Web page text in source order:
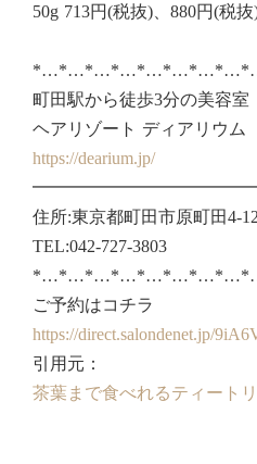
50g 713円(税抜)、880円(税抜
町田駅から徒歩3分の美容室
ヘアリゾート ディアリウム
https://dearium.jp/
住所:東京都町田市原町田4-
TEL:042-727-3803
ご予約はコチラ
https://direct.salondenet.jp/
引用元：
茶葉まで食べれるティー